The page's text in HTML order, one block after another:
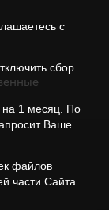
с
сбор
на 1 месяц. По
Ваше
файлов
части Сайта